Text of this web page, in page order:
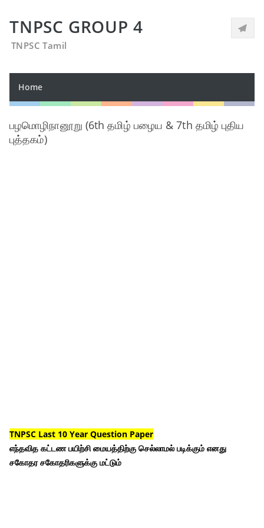
TNPSC GROUP 4
TNPSC Tamil
Home
பழமொழிநானூறு (6th தமிழ் பழைய & 7th தமிழ் புதிய
புத்தகம்)
TNPSC Last 10 Year Question Paper
எந்தவித கட்டண பயிற்சி மையத்திற்கு செல்லாமல் படிக்கும் எனது
சகோதர சகோதரிகளுக்கு மட்டும்